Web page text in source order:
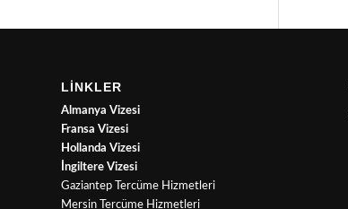
LİNKLER
Almanya Vizesi
Fransa Vizesi
Hollanda Vizesi
İngiltere Vizesi
Gaziantep Tercüme Hizmetleri
Mersin Tercüme Hizmetleri